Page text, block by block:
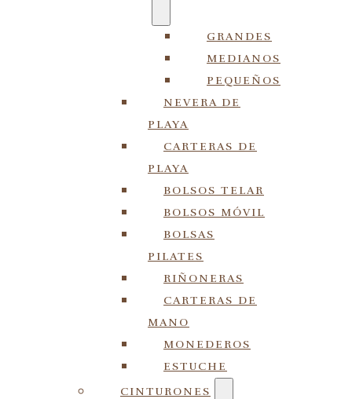
GRANDES
MEDIANOS
PEQUEÑOS
NEVERA DE
PLAYA
CARTERAS DE
PLAYA
BOLSOS TELAR
BOLSOS MÓVIL
BOLSAS
PILATES
RIÑONERAS
CARTERAS DE
MANO
MONEDEROS
ESTUCHE
CINTURONES